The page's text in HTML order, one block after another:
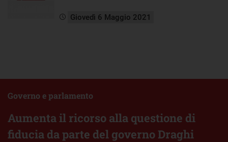
Giovedì 6 Maggio 2021
Aumenta il ricorso alla questione di
fiducia da parte del governo Draghi
Governo e parlamento